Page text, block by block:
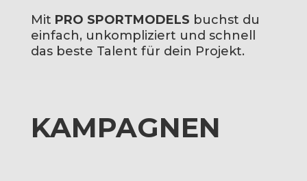
Mit PRO SPORTMODELS buchst du
einfach, unkompliziert und schnell
das beste Talent für dein Projekt.
KAMPAGNEN